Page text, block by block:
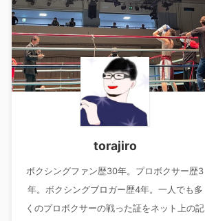
torajiro
ボクシングファン歴30年。プロボクサー歴3
年。ボクシングブロガー歴4年。一人でも多
くのプロボクサーの戦った証をネット上の記